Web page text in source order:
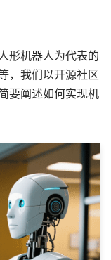
形机器人为代表的
，我们以开源社区
要阐述如何实现机